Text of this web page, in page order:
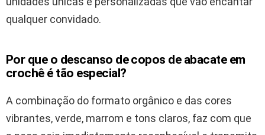
qualquer convidado.
Por que o descanso de copos de abacate em
crochê é tão especial?
A combinação do formato orgânico e das cores
vibrantes, verde, marrom e tons claros, faz com que